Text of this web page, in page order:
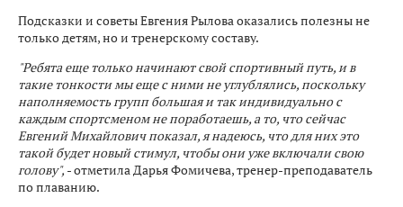
Подсказки и советы Евгения Рылова оказались полезны не
только детям, но и тренерскому составу.
"Ребята еще только начинают свой спортивный путь, и в
такие тонкости мы еще с ними не углублялись, поскольку
наполняемость групп большая и так индивидуально с
каждым спортсменом не поработаешь, а то, что сейчас
Евгений Михайлович показал, я надеюсь, что для них это
такой будет новый стимул, чтобы они уже включали свою
голову", - отметила Дарья Фомичева, тренер-преподаватель
по плаванию.